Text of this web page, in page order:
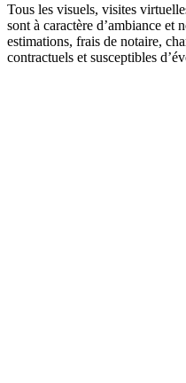
Tous les visuels, visites
sont à caractère d’ambiance et
estimations, frais de notaire,
contractuels et susceptibles